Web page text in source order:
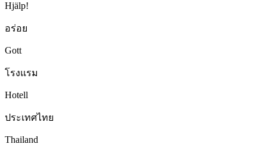
Hjälp!
อร่อย
Gott
โรงแรม
Hotell
ประเทศไทย
Thailand